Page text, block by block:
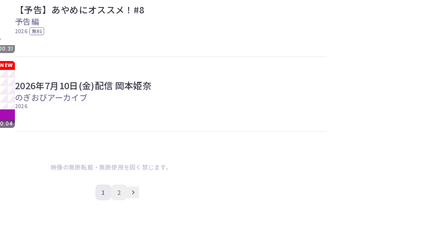
【予告】あやめにオススメ！#8
予告編
2026 無料
NEW
2026年7月10日(金)配信 岡本姫奈
のぎおびアーカイブ
2026
映像の無断転載・無断使用を固く禁じます。
1 2